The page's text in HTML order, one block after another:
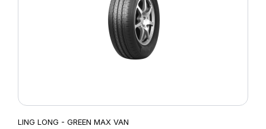
LING LONG - GREEN MAX VAN